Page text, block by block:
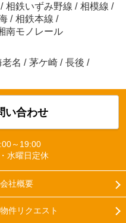
/ 相鉄いずみ野線 / 相模線 /
/ 相鉄本線 /
南モノレール
老名 / 茅ケ崎 / 長後 /
い合わせ
～19:00
水曜日定休
会社概要
物件リクエスト